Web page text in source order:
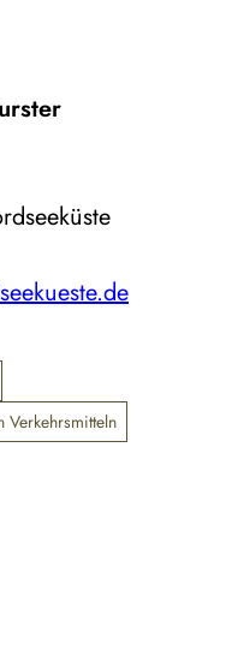
Verkehrsmitteln